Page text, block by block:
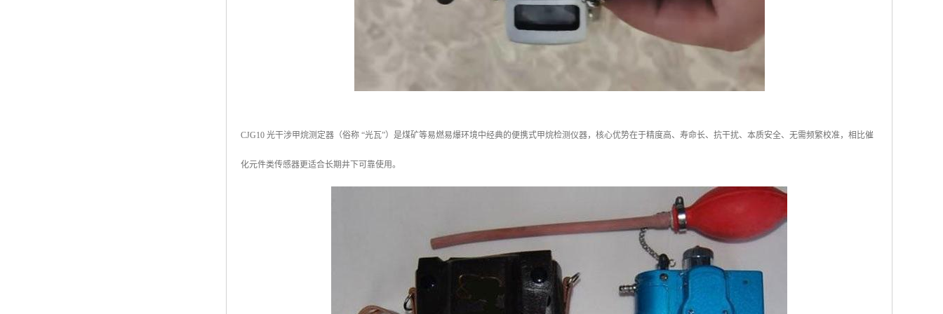
CJG10 光干涉甲烷测定器（俗称 “光瓦”）是煤矿等易燃易爆环境中经典的便携式甲烷检测仪器，核心优势在于精度高、寿命长、抗干扰、本质安全、无需频繁校准，相比催
化元件类传感器更适合长期井下可靠使用。